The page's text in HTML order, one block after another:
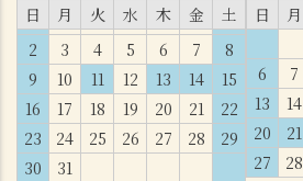
日
月 火 水 木 金
土
2
3 4 5 6 7
8
9
10 11 12 13 14
15
16
17 18 19 20 21
22
23
24 25 26 27 28
29
30
31
日
月
6
7
13
14
20
21
27
28